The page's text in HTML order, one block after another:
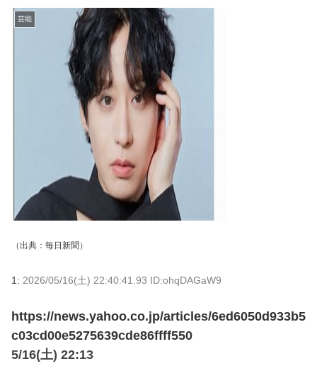
芸能
（出典： 毎日新聞 ）
1: 2026/05/16(土) 22:40:41.93 ID:ohqDAGaW9
https://news.yahoo.co.jp/articles/6ed6050d933b5
c03cd00e5275639cde86ffff550
5/16(土) 22:13